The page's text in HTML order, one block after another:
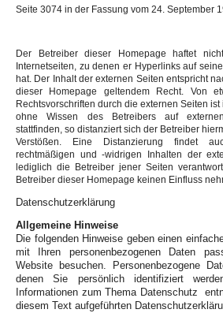
Seite 3074 in der Fassung vom 24. September
Der Betreiber dieser Homepage haftet
Internetseiten, zu denen er Hyperlinks auf
hat. Der Inhalt der externen Seiten entspricht
dieser Homepage geltendem Recht. Von
Rechtsvorschriften durch die externen Seiten
ohne Wissen des Betreibers auf
stattfinden, so distanziert sich der Betreiber
Verstößen. Eine Distanzierung findet
rechtmäßigen und -widrigen Inhalten der
lediglich die Betreiber jener Seiten
Betreiber dieser Homepage keinen Einfluss
Datenschutzerklärung
Allgemeine Hinweise
Die folgenden Hinweise geben einen
mit Ihren personenbezogenen Daten
Website besuchen. Personenbezogene
denen Sie persönlich identifiziert
Informationen zum Thema Datenschutz
diesem Text aufgeführten